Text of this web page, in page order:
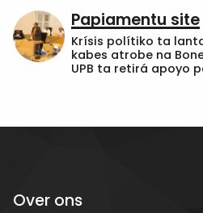
Papiamentu site
Krísis polítiko ta
kabes atrobe na
UPB ta retirá apoyo
Over ons